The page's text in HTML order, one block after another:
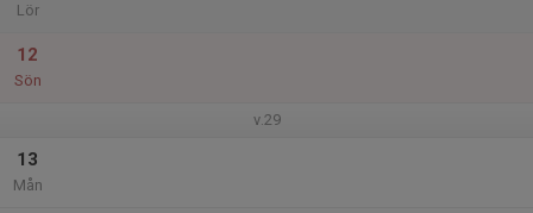
Lör
12
Sön
v.29
13
Mån